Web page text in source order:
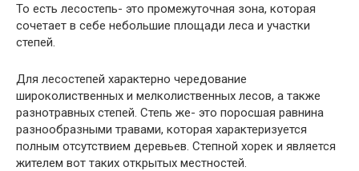
То есть лесостепь- это промежуточная зона, которая
сочетает в себе небольшие площади леса и участки
степей.
Для лесостепей характерно чередование
широколиственных и мелколиственных лесов, а также
разнотравных степей. Степь же- это поросшая равнина
разнообразными травами, которая характеризуется
полным отсутствием деревьев. Степной хорек и является
жителем вот таких открытых местностей.